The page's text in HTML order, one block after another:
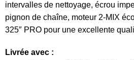
intervalles de nettoyage, écrou
pignon de chaîne, moteur 2-MIX
325″ PRO pour une excellente
Livrée avec :